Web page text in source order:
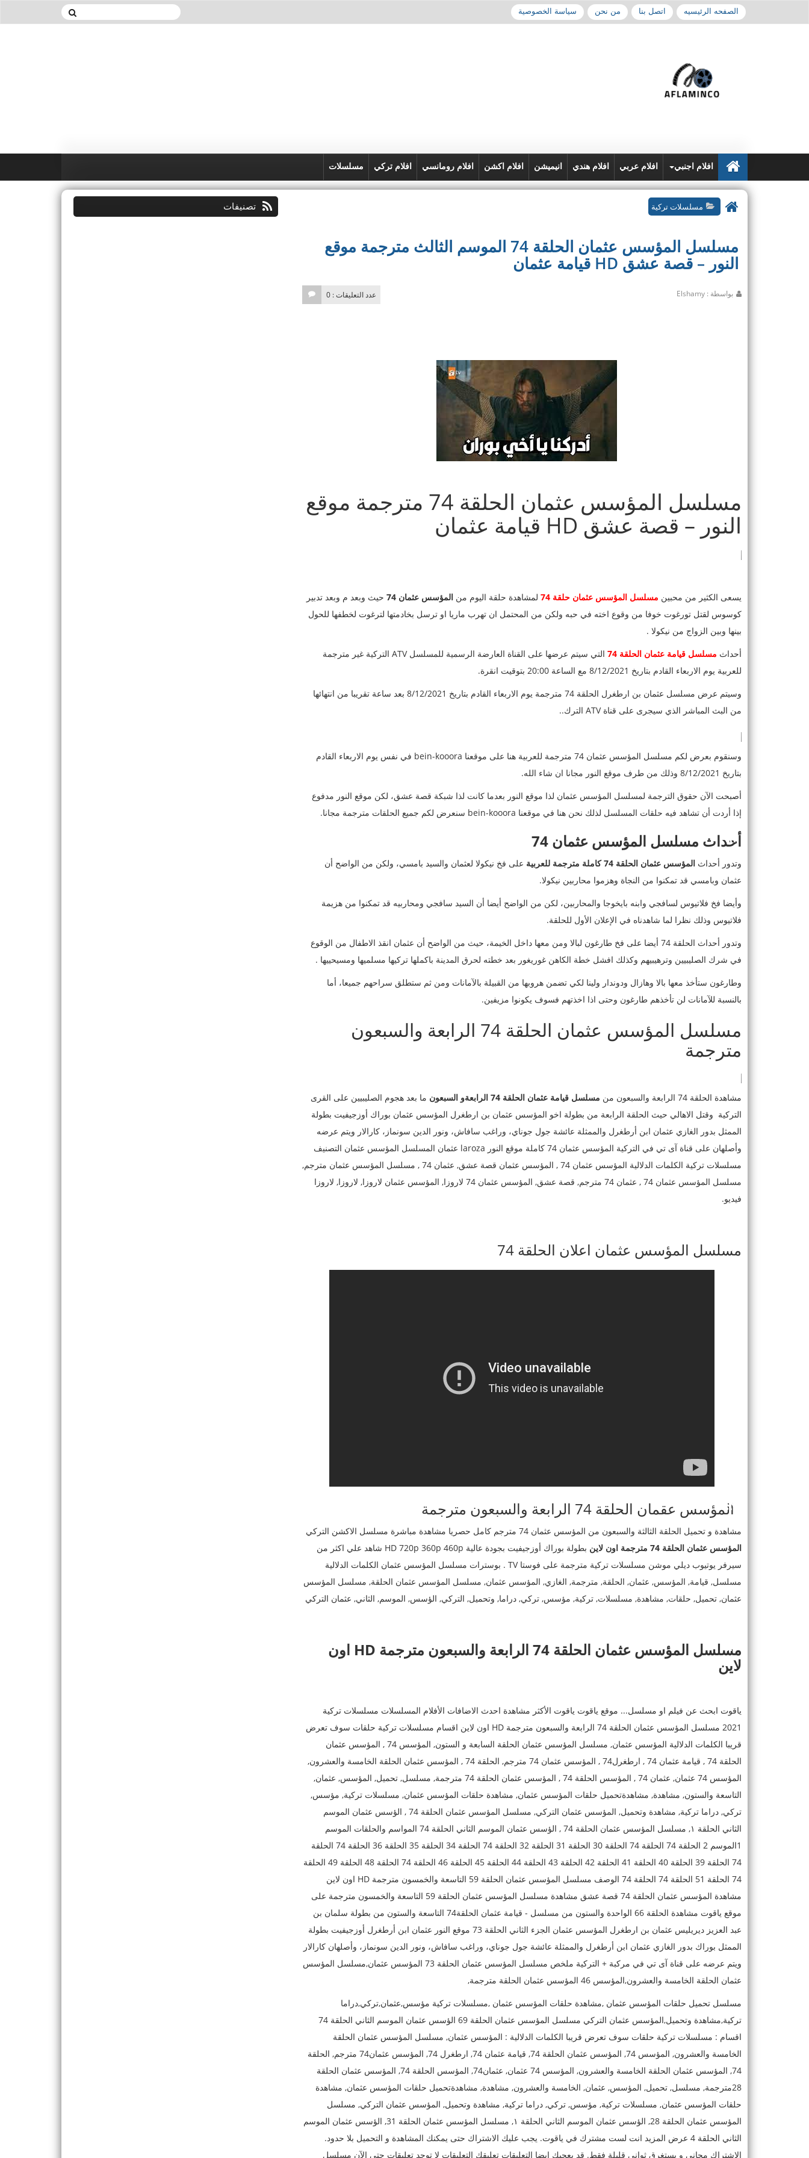
الصفحه الرئيسيه اتصل بنا من نحن سياسة الخصوصية
افلام اجنبي افلام عربي افلام هندي انيميشن افلام اكشن افلام رومانسي افلام تركي مسلسلات
مسلسلات تركية
مسلسل المؤسس عثمان الحلقة 74 الموسم الثالث مترجمة موقع
النور – قصة عشق HD قيامة عثمان
عدد التعليقات : 0 بواسطة : Elshamy
مسلسل المؤسس عثمان الحلقة 74 مترجمة موقع
النور – قصة عشق HD قيامة عثمان
يسعى الكثير من محبين مسلسل المؤسس عثمان حلقة 74 لمشاهدة حلقة اليوم من المؤسس عثمان 74
حيث وبعد م وبعد تدبير
كوسوس لقتل تورغوت خوفا من وقوع اخته في حبه ولكن من المحتمل ان تهرب ماريا او ترسل بخادمتها لترغوت لخطفها للحول
بينها وبين الزواج من نيكولا .
أحداث مسلسل قيامة عثمان الحلقة 74
التي سيتم عرضها على القناة العارضة الرسمية للمسلسل ATV التركية غير مترجمة
للعربية يوم الاربعاء القادم بتاريخ 8/12/2021 مع الساعة 20:00 بتوقيت انقرة.
وسيتم عرض مسلسل عثمان بن ارطغرل الحلقة 74 مترجمة يوم الاربعاء القادم بتاريخ 8/12/2021 بعد ساعة تقريبا من انتهائها
من البث المباشر الذي سيجرى على قناة ATV الترك..
وسنقوم بعرض لكم مسلسل المؤسس عثمان 74 مترجمة للعربية هنا على موقعنا bein-kooora في نفس يوم الاربعاء القادم
بتاريخ 8/12/2021 وذلك من طرف موقع النور مجانا ان شاء الله.
أصبحت الآن حقوق الترجمة لمسلسل المؤسس عثمان لذا موقع النور بعدما كانت لذا شبكة قصة عشق، لكن موقع النور مدفوع
إذا أردت أن تشاهد فيه حلقات المسلسل لذلك نحن هنا في موقعنا bein-kooora سنعرض لكم جميع الحلقات مترجمة مجانا.
أحداث مسلسل المؤسس عثمان 74
وتدور أحداث المؤسس عثمان الحلقة 74 كاملة مترجمة للعربية
على فخ نيكولا لعثمان والسيد بامسي، ولكن من الواضح أن
عثمان وبامسي قد تمكنوا من النجاة وهزموا محاربين نيكولا.
وأيضا فخ فلاتيوس لسافجي وابنه بايخوجا والمحاربين، لكن من الواضح أيضا أن السيد سافجي ومحاربيه قد تمكنوا من هزيمة
فلاتيوس وذلك نظرا لما شاهدناه في الإعلان الأول للحلقة.
وتدور أحداث الحلقة 74 أيضا على فخ طارغون لبالا ومن معها داخل الخيمة، حيث من الواضح أن عثمان انقذ الاطفال من الوقوع
في شرك الصليبيين وترهيبيهم وكذلك افشل خطة الكاهن غوريغور بعد خطته لحرق المدينة باكملها تركيها مسلميها ومسيحييها .
وطارغون ستأخذ معها بالا وهازال ودوندار ولينا لكي تضمن هروبها من القبيلة بالآمانات ومن ثم ستطلق سراحهم جميعا، أما
بالنسبة للآمانات لن تأخذهم طارغون وحتى اذا اخذتهم فسوف يكونوا مزيفين.
مسلسل المؤسس عثمان الحلقة 74 الرابعة والسبعون
مترجمة
مشاهدة الحلقة 74 الرابعة والسبعون من مسلسل قيامة عثمان الحلقة 74 الرابعةو السبعون
ما بعد هجوم الصليبيين على القرى
التركية وقتل الاهالي حيث الحلقة الرابعة من بطولة اخو المؤسس عثمان بن ارطغرل المؤسس عثمان بوراك أوزجيفيت بطولة
الممثل بدور الغازي عثمان ابن أرطغرل والممثلة عائشة جول جوناي، وراغب سافاش، ونور الدين سونماز، كارالار ويتم عرضه
وأصلهان على قناة آى تي في التركية المؤسس عثمان 74 كاملة موقع النور laroza عثمان المسلسل المؤسس عثمان التصنيف
مسلسلات تركية الكلمات الدلالية المؤسس عثمان 74 , المؤسس عثمان قصة عشق, عثمان 74 , مسلسل المؤسس عثمان مترجم,
مسلسل المؤسس عثمان 74 , عثمان 74 مترجم, قصة عشق, المؤسس عثمان 74 لاروزا, المؤسس عثمان لاروزا, لاروزا, لاروزا
فيديو.
مسلسل المؤسس عثمان اعلان الحلقة 74
المؤسس عقمان الحلقة 74 الرابعة والسبعون مترجمة
مشاهدة و تحميل الحلقة الثالثة والسبعون من المؤسس عثمان 74 مترجم كامل حصريا مشاهدة مباشرة مسلسل الاكشن التركي
المؤسس عثمان الحلقة 74 مترجمة اون لاين
بطولة بوراك أوزجيفيت بجودة عالية HD 720p 360p 460p شاهد علي اكثر من
سيرفر يوتيوب ديلي موشن مسلسلات تركية مترجمة على فوستا TV . بوسترات مسلسل المؤسس عثمان الكلمات الدلالية
مسلسل, قيامة, المؤسس, عثمان, الحلقة, مترجمة, الغازي, المؤسس عثمان, مسلسل المؤسس عثمان الحلقة, مسلسل المؤسس
عثمان, تحميل, حلقات, مشاهدة, مسلسلات, تركية, مؤسس, تركي, دراما, وتحميل, التركي, الؤسس, الموسم, الثاني, عثمان التركي
مسلسل المؤسس عثمان الحلقة 74 الرابعة والسبعون مترجمة HD اون
لاين
ياقوت ابحث عن فيلم او مسلسل... موقع ياقوت ياقوت الأكثر مشاهدة احدث الاضافات الأفلام المسلسلات مسلسلات تركية
2021 مسلسل المؤسس عثمان الحلقة 74 الرابعة والسبعون مترجمة HD اون لاين اقسام مسلسلات تركية حلقات سوف تعرض
قريبا الكلمات الدلالية المؤسس عثمان, مسلسل المؤسس عثمان الحلقة السابعة و الستون, المؤسس 74 , المؤسس عثمان
الحلقة 74 , قيامة عثمان 74 , ارطغرل74 , المؤسس عثمان 74 مترجم, الحلقة 74 , المؤسس عثمان الحلقة الخامسة والعشرون,
المؤسس 74 عثمان, عثمان 74 , المؤسس الحلقة 74 , المؤسس عثمان الحلقة 74 مترجمة, مسلسل, تحميل, المؤسس, عثمان,
التاسعة والستون, مشاهدة, مشاهدةتحميل حلقات المؤسس عثمان, مشاهدة حلقات المؤسس عثمان, مسلسلات تركية, مؤسس,
تركي, دراما تركية, مشاهدة وتحميل, المؤسس عثمان التركي, مسلسل المؤسس عثمان الحلقة 74 , الؤسس عثمان الموسم
الثاني الحلقة ١, مسلسل المؤسس عثمان الحلقة 74 , الؤسس عثمان الموسم الثاني الحلقة 74 المواسم والحلقات الموسم
1الموسم 2 الحلقة 74 الحلقة 74 الحلقة 30 الحلقة 31 الحلقة 32 الحلقة 74 الحلقة 34 الحلقة 35 الحلقة 36 الحلقة 74 الحلقة
74 الحلقة 39 الحلقة 40 الحلقة 41 الحلقة 42 الحلقة 43 الحلقة 44 الحلقة 45 الحلقة 46 الحلقة 74 الحلقة 48 الحلقة 49 الحلقة
74 الحلقة 51 الحلقة 74 الحلقة 74 الوصف مسلسل المؤسس عثمان الحلقة 59 التاسعة والخمسون مترجمة HD اون لاين
مشاهدة المؤسس عثمان الحلقة 74 قصة عشق مشاهدة مسلسل المؤسس عثمان الحلقة 59 التاسعة والخمسون مترجمة على
موقع ياقوت مشاهدة الحلقة 66 الواحدة والستون من مسلسل - قيامة عثمان الحلقة74 التاسعة والستون من بطولة سلمان بن
عبد العزيز ديريليس عثمان بن ارطغرل المؤسس عثمان الجزء الثاني الحلقة 73 موقع النور عثمان ابن أرطغرل أوزجيفيت بطولة
الممثل بوراك بدور الغازي عثمان ابن أرطغرل والممثلة عائشة جول جوناي، وراغب سافاش، ونور الدين سونماز، وأصلهان كارالار
ويتم عرضه على قناة آى تي في مركبة + التركية ملخص مسلسل المؤسس عثمان الحلقة 73 المؤسس عثمان,مسلسل المؤسس
عثمان الحلقة الخامسة والعشرون,المؤسس 46 المؤسس عثمان الحلقة مترجمة,
مسلسل تحميل حلقات المؤسس عثمان ,مشاهدة حلقات المؤسس عثمان ,مسلسلات تركية مؤسس,عثمان,تركي,دراما
تركية,مشاهدة وتحميل,المؤسس عثمان التركي مسلسل المؤسس عثمان الحلقة 69 الؤسس عثمان الموسم الثاني الحلقة 74
اقسام : مسلسلات تركية حلقات سوف تعرض قريبا الكلمات الدلالية : المؤسس عثمان, مسلسل المؤسس عثمان الحلقة
الخامسة والعشرون, المؤسس 74, المؤسس عثمان الحلقة 74, قيامة عثمان 74, ارطغرل 74, المؤسس عثمان74 مترجم, الحلقة
74, المؤسس عثمان الحلقة الخامسة والعشرون, المؤسس 74 عثمان, عثمان74, المؤسس الحلقة 74, المؤسس عثمان الحلقة
28مترجمة, مسلسل, تحميل, المؤسس, عثمان, الخامسة والعشرون, مشاهدة, مشاهدةتحميل حلقات المؤسس عثمان, مشاهدة
حلقات المؤسس عثمان, مسلسلات تركية, مؤسس, تركي, دراما تركية, مشاهدة وتحميل, المؤسس عثمان التركي, مسلسل
المؤسس عثمان الحلقة 28, الؤسس عثمان الموسم الثاني الحلقة ١, مسلسل المؤسس عثمان الحلقة 31, الؤسس عثمان الموسم
الثاني الحلقة 4 عرض المزيد انت لست مشترك في ياقوت. يجب عليك الاشتراك حتى يمكنك المشاهدة و التحميل بلا حدود.
الاشتراك مجانى و يستغرق ثوانى قليلة فقط. قد يعجبك ايضا التعليقات تعليقك التعليقات لا توجد تعليقات حتي الآن مسلسل
تصنيفات